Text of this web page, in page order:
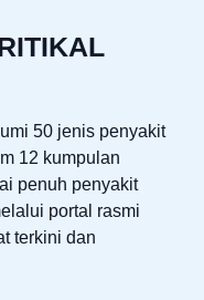
50 jenis penyakit
12 kumpulan
penuh penyakit
portal rasmi
terkini dan